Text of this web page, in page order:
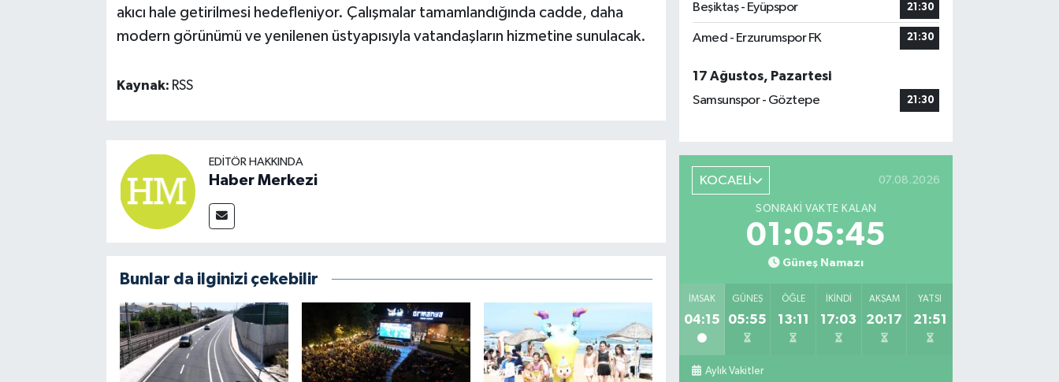
akıcı hale getirilmesi hedefleniyor. Çalışmalar tamamlandığında cadde, daha
modern görünümü ve yenilenen üstyapısıyla vatandaşların hizmetine sunulacak.
Kaynak: RSS
EDITÖR HAKKINDA
Haber Merkezi
Bunlar da ilginizi çekebilir
Beşiktaş - Eyüpspor 21:30
Amed - Erzurumspor FK 21:30
17 Ağustos, Pazartesi
Samsunspor - Göztepe
21:30
KOCAELİ 07.08.2026
SONRAKI VAKTE KALAN
01:05:44
Güneş Namazı
İMSAK
04:15
GÜNEŞ
05:55
ÖĞLE
13:11
İKINDI
17:03
AKŞAM
20:17
YATSI
21:51
Aylık Vakitler